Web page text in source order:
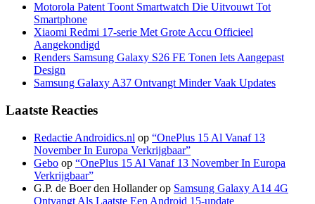
Motorola Patent Toont Smartwatch Die Uitvouwt Tot
Smartphone
Xiaomi Redmi 17-serie Met Grote Accu Officieel
Aangekondigd
Renders Samsung Galaxy S26 FE Tonen Iets Aangepast
Design
Samsung Galaxy A37 Ontvangt Minder Vaak Updates
Laatste Reacties
Redactie Androidics.nl op “OnePlus 15 Al Vanaf 13
November In Europa Verkrijgbaar”
Gebo op “OnePlus 15 Al Vanaf 13 November In Europa
Verkrijgbaar”
G.P. de Boer den Hollanderop Samsung Galaxy A14 4G
Ontvangt Als Laatste Een Android 15-update